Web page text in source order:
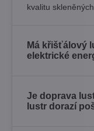
kvalitu
Má křišťálový
elektrické
Je doprava
lustr dorazí